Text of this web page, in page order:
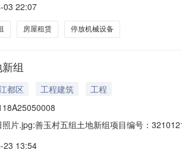
，现委托江都区大桥镇产权交易服务中心进
03 22:07
房屋租赁 停放机械设备
组
都区 工程建筑
工程
片.jpg:善玉村五组土地新组项目编号：
登记日期2025-05-21是否续租否资产类型--交
23 13:54